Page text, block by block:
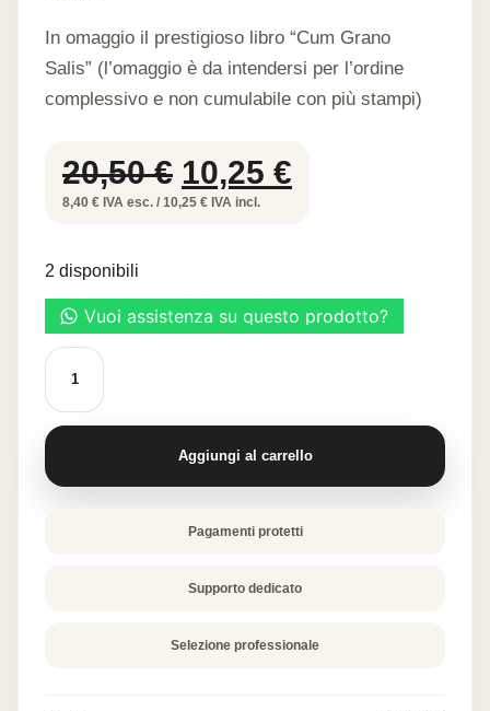
In omaggio il prestigioso libro “Cum Grano
Salis” (l’omaggio è da intendersi per l’ordine
complessivo e non cumulabile con più stampi)
20,50€ Il
prezzo
20,50 €.
10,25 €
10,25 €.
8,40 € IVA esc. / 10,25 € IVA incl.
2 disponibili
STAMPO
SILICONE
"ECLAIR
CUORI"
Aggiungi al carrello
Pagamenti protetti
Supporto dedicato
Selezione professionale